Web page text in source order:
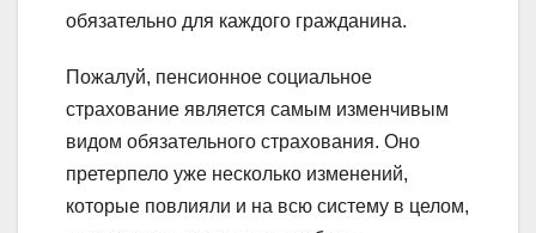
обязательно для каждого гражданина.
Пожалуй, пенсионное социальное
страхование является самым изменчивым
видом обязательного страхования. Оно
претерпело уже несколько изменений,
которые повлияли и на всю систему в целом,